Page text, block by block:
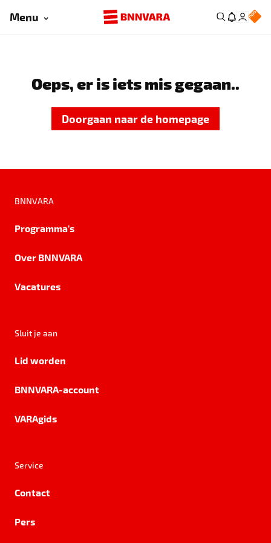
Menu
Oeps, er is iets mis gegaan..
Doorgaan naar de homepage
BNNVARA
Programma's
Over BNNVARA
Vacatures
Sluit je aan
Lid worden
BNNVARA-account
VARAgids
Service
Contact
Pers